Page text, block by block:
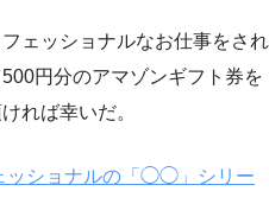
ェッショナルなお仕事をされ
円分のアマゾンギフト券を
れば幸いだ。
ッショナルの「◯◯」シリー